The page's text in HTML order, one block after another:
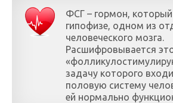
ФСГ – гормон,
гипофизе, одном из
человеческого мозга.
Расшифровывается
задачу которого
половую систему
ей нормально